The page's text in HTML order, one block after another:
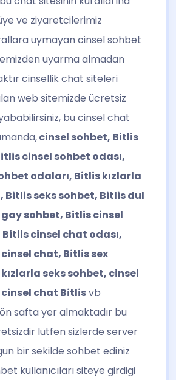
ve ziyaretcilerimiz
uymayan cinsel sohbet
uyarma almadan
cinsellik chat siteleri
web sitemizde ücretsiz
bu cinsel chat
cinsel sohbet, Bitlis
cinsel sohbet odası,
odaları, Bitlis kızlarla
Bitlis seks sohbet, Bitlis dul
sohbet, Bitlis cinsel
cinsel chat odası,
chat, Bitlis sex
seks sohbet, cinsel
chat Bitlisvb
safta yer almaktadır bu
lütfen sizlerde server
bir sekilde sohbet ediniz
kullanıcıları siteye girdigi